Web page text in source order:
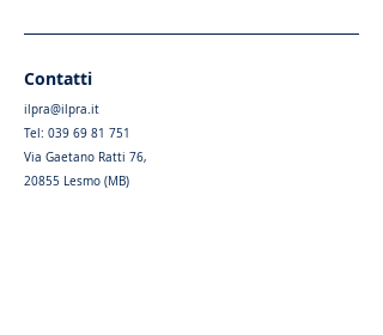
Contatti
ilpra@ilpra.it
Tel: 039 69 81 751
Via Gaetano Ratti 76,
20855 Lesmo (MB)